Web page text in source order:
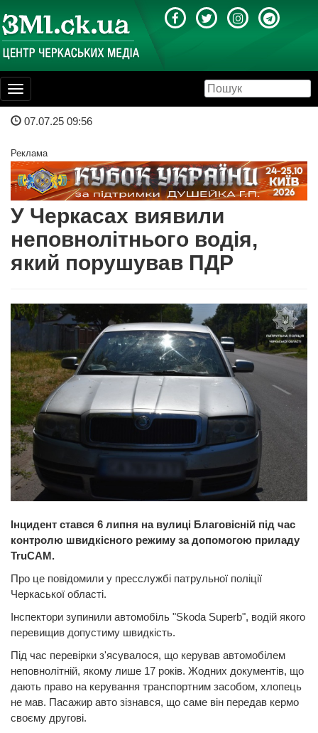
Toggle
navigation
07.07.25 09:56
Реклама
У Черкасах виявили
неповнолітнього водія,
який порушував ПДР
Інцидент стався 6 липня на вулиці Благовісній під час
контролю швидкісного режиму за допомогою приладу
TruCAM.
Про це повідомили у пресслужбі патрульної поліції
Черкаської області.
Інспектори зупинили автомобіль "Skoda Superb", водій якого
перевищив допустиму швидкість.
Під час перевірки з'ясувалося, що керував автомобілем
неповнолітній, якому лише 17 років. Жодних документів, що
дають право на керування транспортним засобом, хлопець
не мав. Пасажир авто зізнався, що саме він передав кермо
своєму другові.